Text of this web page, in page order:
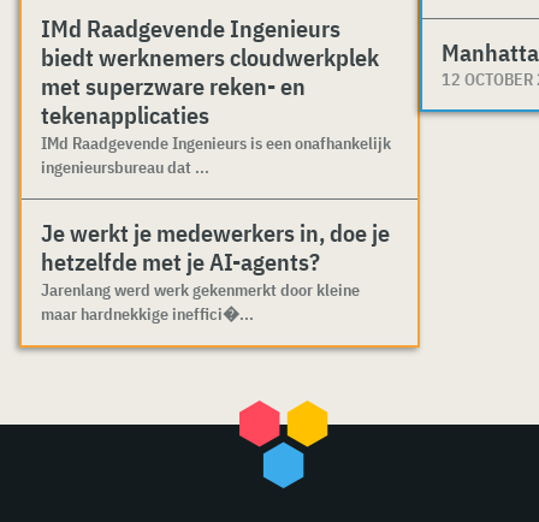
IMd Raadgevende Ingenieurs
biedt werknemers cloudwerkplek
met superzware reken- en
tekenapplicaties
IMd Raadgevende Ingenieurs is een onafhankelijk
ingenieursbureau dat ...
Je werkt je medewerkers in, doe je
hetzelfde met je AI-agents?
Jarenlang werd werk gekenmerkt door kleine
maar hardnekkige ineffici�...
12